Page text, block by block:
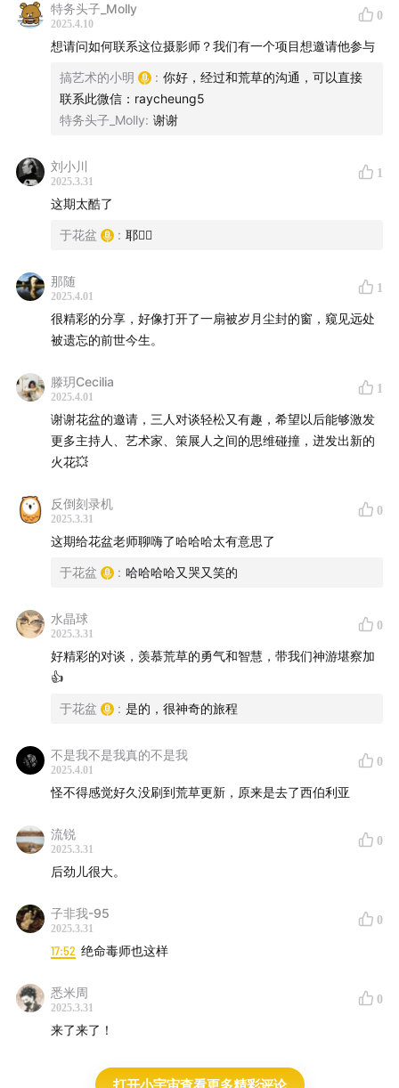
特务头子_Molly
2025.4.10
0
想请问如何联系这位摄影师？我们有一个项目想邀请他参与
搞艺术的小明 : 你好，经过和荒草的沟通，可以直接
联系此微信：raycheung5
特务头子_Molly: 谢谢
刘小川
2025.3.31
1
这期太酷了
于花盆 : 耶✌🏻
那随
2025.4.01
1
很精彩的分享，好像打开了一扇被岁月尘封的窗，窥见远处
被遗忘的前世今生。
滕玥Cecilia
2025.4.01
1
谢谢花盆的邀请，三人对谈轻松又有趣，希望以后能够激发
更多主持人、艺术家、策展人之间的思维碰撞，迸发出新的
火花💥
反倒刻录机
2025.3.31
0
这期给花盆老师聊嗨了哈哈哈太有意思了
于花盆 : 哈哈哈哈又哭又笑的
水晶球
2025.3.31
0
好精彩的对谈，羡慕荒草的勇气和智慧，带我们神游堪察加
👍
于花盆 : 是的，很神奇的旅程
不是我不是我真的不是我
2025.4.01
0
怪不得感觉好久没刷到荒草更新，原来是去了西伯利亚
流锐
2025.3.31
0
后劲儿很大。
子非我-95
2025.3.31
0
17:52 绝命毒师也这样
悉米周
2025.3.31
0
来了来了！